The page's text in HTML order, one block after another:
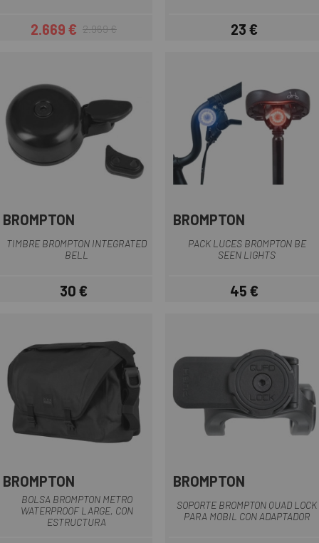
Precio
2.669 €Precio regular
2.969 €
Precio
23 €
BROMPTON
TIMBRE BROMPTON INTEGRATED
BELL
Precio
30 €
BROMPTON
PACK LUCES BROMPTON BE
SEEN LIGHTS
Precio
45 €
BROMPTON
BOLSA BROMPTON METRO
WATERPROOF LARGE, CON
ESTRUCTURA
BROMPTON
SOPORTE BROMPTON QUAD LOCK
PARA MOBIL CON ADAPTADOR